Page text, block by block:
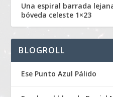
Una espiral barrada
bóveda celeste 1×23
BLOGROLL
Ese Punto Azul Pálido